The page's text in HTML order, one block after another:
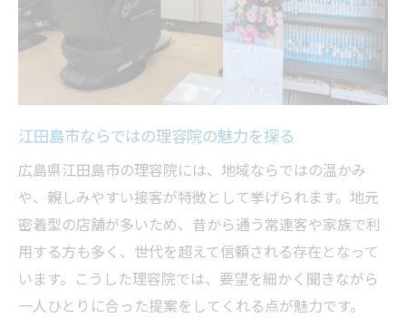
理容院のプロがこだわるバーバースタイル
理容院選びで失敗しないポイント解説
理容院選びで後悔しないために重視すべき
点
理容院のサービス内容を事前に確認しよう
理容院の予約や相談のしやすさも重要
理容院の対応力が満足度につながる理由
理容院の清潔感や衛生面もチェック
江田島市ならではの理容院の魅力を探る
広島県江田島市の理容院には、地域ならではの温かみ
や、親しみやすい接客が特徴として挙げられます。地元
密着型の店舗が多いため、昔から通う常連客や家族で利
用する方も多く、世代を超えて信頼される存在となって
います。こうした理容院では、要望を細かく聞きながら
一人ひとりに合った提案をしてくれる点が魅力です。